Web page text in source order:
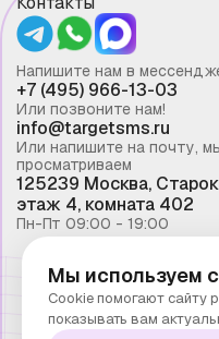
Напишите нам в
+7 (495) 966-13-03
Или позвоните нам!
info@targetsms.ru
Или напишите на почту,
просматриваем
125239 Москва,
этаж 4, комната 402
Пн-Пт 09:00 - 19:00
Смс
Запрещено
Мы используем
Cookie помогают сайту
показывать вам